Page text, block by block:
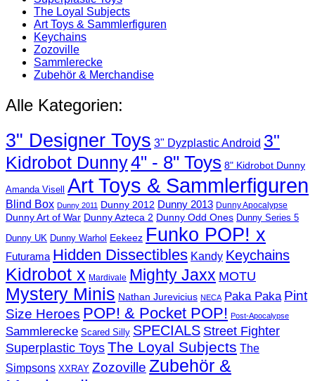
The Loyal Subjects
Art Toys & Sammlerfiguren
Keychains
Zozoville
Sammlerecke
Zubehör & Merchandise
Alle Kategorien:
3" Designer Toys 3" Dyzplastic Android 3"
Kidrobot Dunny4" - 8" Toys 8" Kidrobot Dunny
Amanda Visell Art Toys & Sammlerfiguren
Blind Box Dunny 2011 Dunny 2012 Dunny 2013 Dunny Apocalypse
Dunny Art of War Dunny Azteca 2 Dunny Odd Ones Dunny Series 5
Dunny UK Dunny Warhol Eekeez Funko POP! x
Futurama Hidden Dissectibles Kandy Keychains
Kidrobot x Mardivale Mighty Jaxx MOTU
Mystery Minis Nathan Jurevicius NECA Paka Paka Pint
Size Heroes POP! & Pocket POP! Post-Apocalypse
Sammlerecke Scared Silly SPECIALS Street Fighter
Superplastic ToysThe Loyal Subjects The
Simpsons XXRAY Zozoville Zubehör &